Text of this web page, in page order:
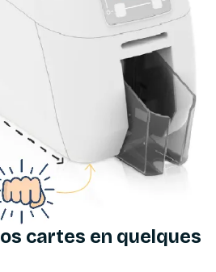
cartes en quelques